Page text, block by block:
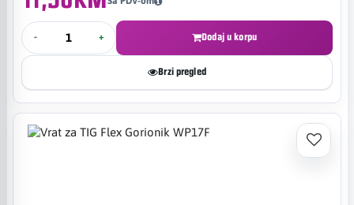
- + Dodaj u korpu
Brzi pregled